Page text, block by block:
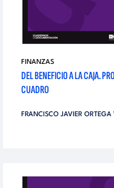
FINANZAS
DEL BENEFICIO A LA CAJA.
CUADRO
FRANCISCO JAVIER ORTEGA